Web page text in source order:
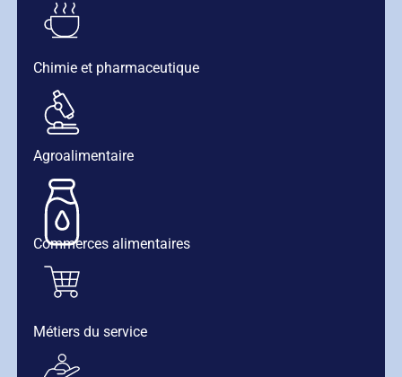
Chimie et pharmaceutique
Agroalimentaire
Commerces alimentaires
Métiers du service